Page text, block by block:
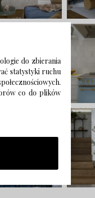
do zbierania
statystyki ruchu
co do plików